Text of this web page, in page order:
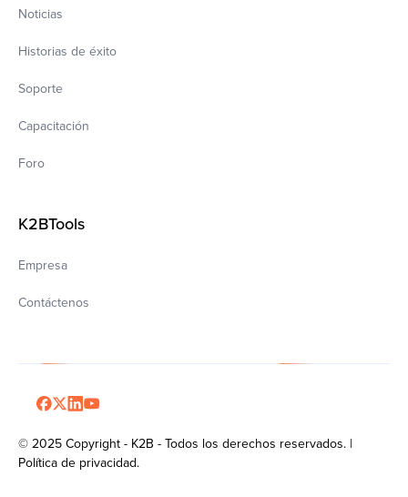
Noticias
Historias de éxito
Soporte
Capacitación
Foro
K2BTools
Empresa
Contáctenos
© 2025 Copyright - K2B - Todos los derechos reservados. |
Política de privacidad.